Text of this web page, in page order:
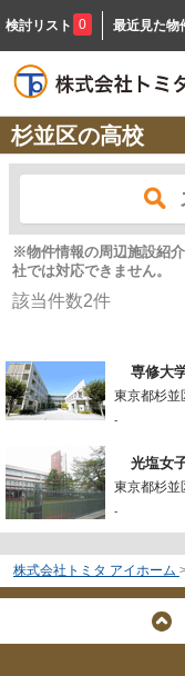
検討リスト 0 最近見た物
杉並区の高校
※物件情報の周辺施設紹
社では対応できません。
該当件数2件
専修大
東京都杉並
-
光塩女
東京都杉並
-
株式会社トミタ アイホーム